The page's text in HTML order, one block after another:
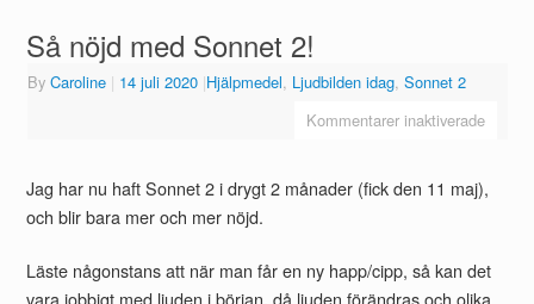
Så nöjd med Sonnet 2!
By Caroline | 14 juli 2020 |Hjälpmedel Ljudbilden idag, Sonnet 2
Kommentarer inaktiverade
Jag har nu haft Sonnet 2 i drygt 2 månader (fick den 11 maj),
och blir bara mer och mer nöjd.
Läste någonstans att när man får en ny happ/cipp, så kan det
vara jobbigt med ljuden i början, då ljuden förändras och olika